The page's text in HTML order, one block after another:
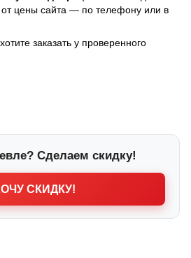
от цены сайта — по телефону или в
хотите заказать у проверенного
Сделаем скидку!
СКИДКУ!